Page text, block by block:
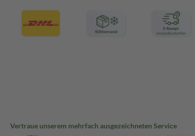
Vertraue unserem mehrfach ausgezeichneten Service